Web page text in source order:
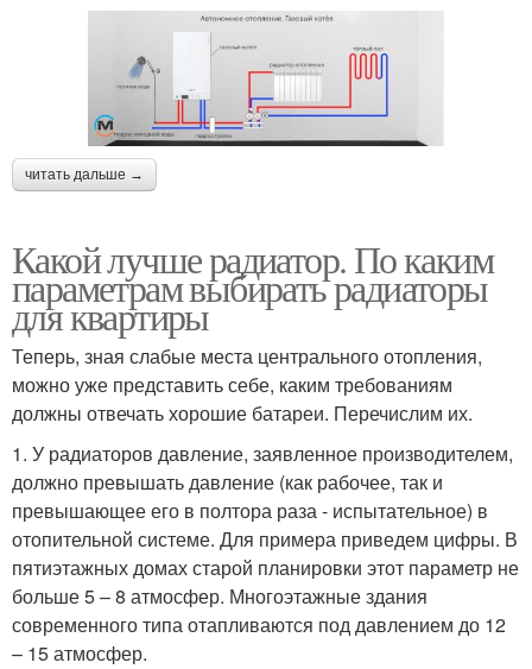
читать дальше →
Какой лучше радиатор. По каким
параметрам выбирать радиаторы
для квартиры
Теперь, зная слабые места центрального отопления,
можно уже представить себе, каким требованиям
должны отвечать хорошие батареи. Перечислим их.
1. У радиаторов давление, заявленное производителем,
должно превышать давление (как рабочее, так и
превышающее его в полтора раза - испытательное) в
отопительной системе. Для примера приведем цифры. В
пятиэтажных домах старой планировки этот параметр не
больше 5 – 8 атмосфер. Многоэтажные здания
современного типа отапливаются под давлением до 12
– 15 атмосфер.